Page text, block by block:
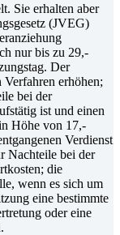
Sie erhalten aber
(JVEG)
nur bis zu 29,-
Der
Verfahren erhöhen;
bei der
ist und einen
Höhe von 17,-
Verdienst
Nachteile bei der
die
wenn es sich um
eine bestimmte
oder eine